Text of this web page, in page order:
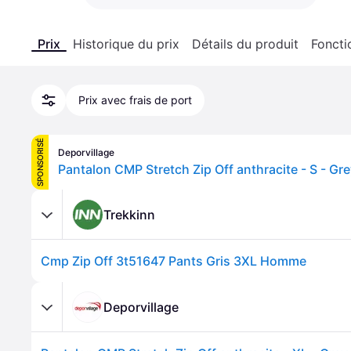
Prix Historique du prix Détails du produit
Prix avec frais de port
SPONSORISÉ Deporvillage
Pantalon CMP Stretch Zip Off anthracite - S -
Trekkinn
Cmp Zip Off 3t51647 Pants Gris 3XL Homme
Deporvillage